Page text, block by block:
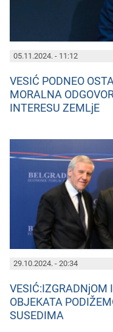
05.11.2024. - 11:12
VESIĆ PODNEO
MORALNA
INTERESU ZEMLjE
29.10.2024. - 20:34
VESIĆ:IZGRADNjOM
OBJEKATA
SUSEDIMA